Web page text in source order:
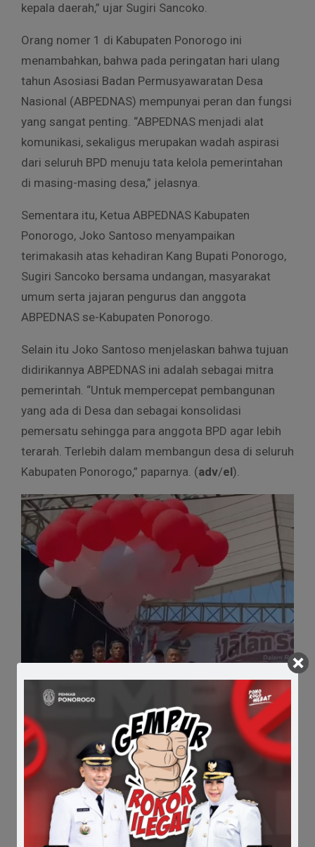
kepala daerah,” ujar Sugiri Sancoko.
Orang nomer 1 di Kabupaten Ponorogo ini
menambahkan, bahwa pada peringatan hari ulang
tahun Asosiasi Badan Permusyawaratan Desa
Nasional (ABPEDNAS) mempunyai peran dan fungsi
yang sangat penting. “ABPEDNAS menjadi alat
komunikasi, sekaligus merupakan wadah aspirasi
dari seluruh BPD menuju tata kelola pemerintahan
di masing-masing desa,” jelasnya.
Sementara itu, Ketua ABPEDNAS Kabupaten
Ponorogo, Joko Santoso menyampaikan
terimakasih atas kehadiran Kang Bupati Ponorogo,
Sugiri Sancoko bersama undangan, masyarakat
umum serta jajaran pengurus dan anggota
ABPEDNAS se-Kabupaten Ponorogo.
Selain itu Joko Santoso menjelaskan bahwa tujuan
didirikannya ABPEDNAS ini adalah sebagai mitra
pemerintah. “Untuk mempercepat pembangunan
yang ada di Desa dan sebagai konsolidasi
pemersatu sehingga para anggota BPD agar lebih
terarah. Terlebih dalam membangun desa di seluruh
Kabupaten Ponorogo,” paparnya. (adv/el).
Comments